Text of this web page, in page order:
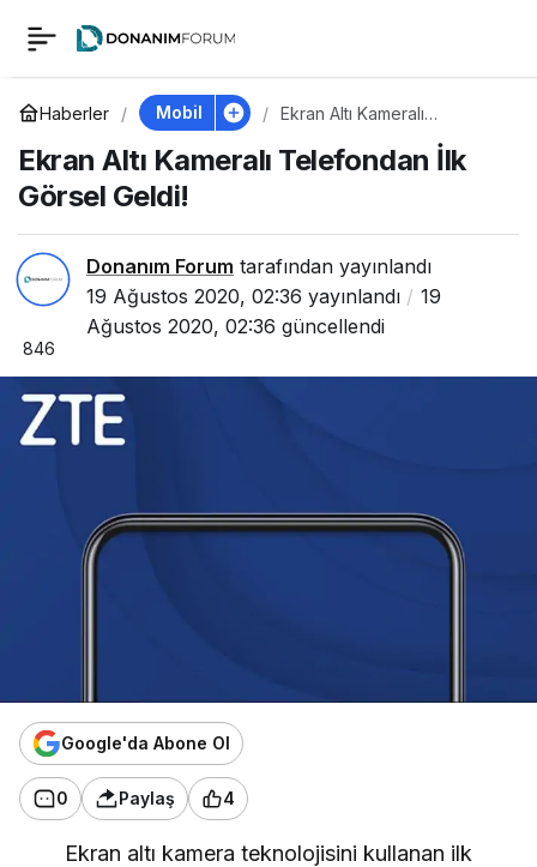
Haberler Mobil
Ekran Altı Kameralı
Ekran Altı Kameralı Telefondan İlk
Görsel Geldi!
Donanım Forum tarafından yayınlandı
19 Ağustos 2020, 02:36 yayınlandı
19
Ağustos 2020, 02:36 güncellendi
846
Google'da Abone Ol
0 Paylaş 4
Ekran altı kamera teknolojisini kullanan ilk
Ekran Altı Kameralı
Telefondan İlk Görsel
Geldi!